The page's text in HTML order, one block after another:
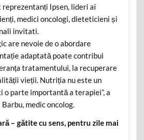
Ipsen, lideri ai
medici oncologi, dieteticieni și
invitati.
are nevoie de o abordare
adaptată poate contribui
tratamentului, la recuperare
vieții. Nutriția nu este un
o parte importantă a terapiei”, a
medic oncolog.
– gătite cu sens, pentru zile mai